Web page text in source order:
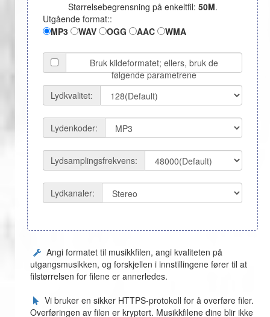
Størrelsebegrensning på enkeltfil: 50M.
Utgående format::
MP3
WAV OGG AAC WMA
Bruk kildeformatet; ellers, bruk de
følgende parametrene
Lydkvalitet:
Lydenkoder:
Lydsamplingsfrekvens:
Lydkanaler:
Angi formatet til musikkfilen, angi kvaliteten på
utgangsmusikken, og forskjellen i innstillingene fører til at
filstørrelsen for filene er annerledes.
Vi bruker en sikker HTTPS-protokoll for å overføre filer.
Overføringen av filen er kryptert. Musikkfilene dine blir ikke